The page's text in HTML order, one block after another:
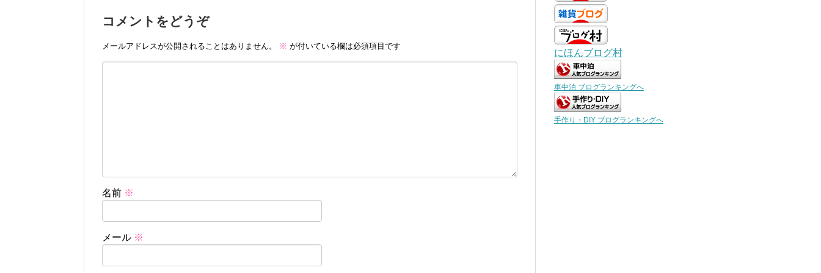
コメントをどうぞ
メールアドレスが公開されることはありません。 ※ が付いている欄は必須項目です
名前 ※
メール ※
にほんブログ村
車中泊 ブログランキングへ
手作り・DIY ブログランキングへ